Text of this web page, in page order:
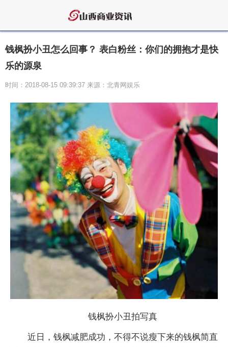
钱枫扮小丑怎么回事？ 表白粉丝：你们的拥抱才是快
乐的源泉
时间：2018-08-15 09:39:37 来源：北青网娱乐
钱枫扮小丑拍写真
近日，钱枫减肥成功，不得不说瘦下来的钱枫简直